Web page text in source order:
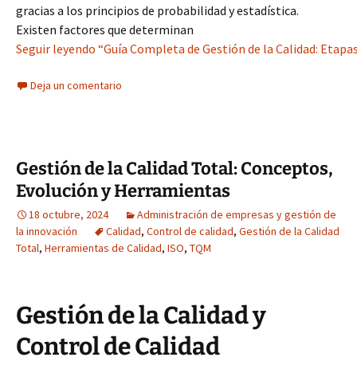
gracias a los principios de probabilidad y estadística.
Existen factores que determinan
Seguir leyendo “Guía Completa de Gestión de la Calidad:
Deja un comentario
Gestión de la Calidad Total: Conceptos,
Evolución y Herramientas
18 octubre, 2024
Administración de empresas y gestión de
la innovación
Calidad, Control de calidad, Gestión de la Calidad
Total, Herramientas de Calidad, ISO, TQM
Gestión de la Calidad y
Control de Calidad